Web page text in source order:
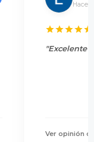
Hace
"Excelente
Ver opinión